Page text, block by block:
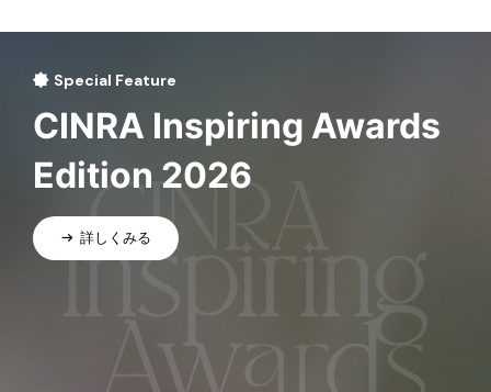
Special Feature
CINRA Inspiring Awards
Edition 2026
詳しくみる